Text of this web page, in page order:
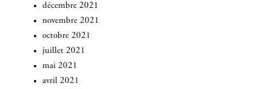
décembre 2021
novembre 2021
octobre 2021
juillet 2021
mai 2021
avril 2021